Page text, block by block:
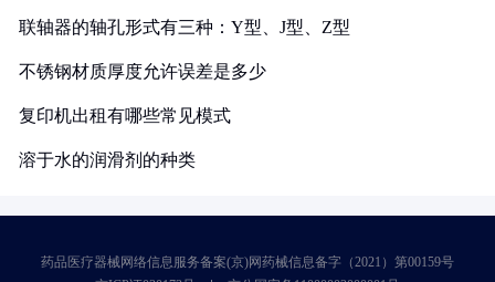
联轴器的轴孔形式有三种：Y型、J型、Z型
不锈钢材质厚度允许误差是多少
复印机出租有哪些常见模式
溶于水的润滑剂的种类
药品医疗器械网络信息服务备案(京)网药械信息备字（2021）第00159号